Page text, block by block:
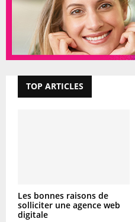
TOP ARTICLES
Les bonnes raisons de
solliciter une agence web
digitale